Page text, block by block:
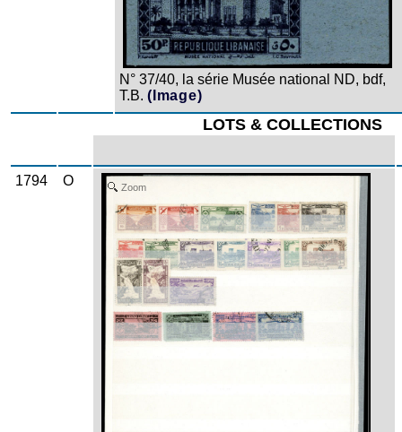
N° 37/40, la série Musée national ND, bdf,
T.B. (Image)
LOTS & COLLECTIONS
1794 O Zoom